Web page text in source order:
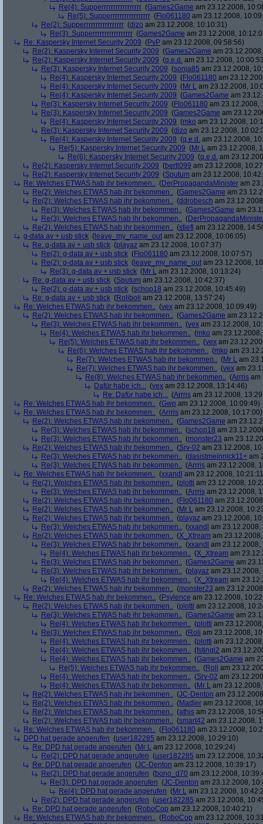
Re(4): Supperrrrrrrrrrrrrrrrr (Games2Game am 23.12.2008,
Re(5): Supperrrrrrrrrrrrrrrrr (Flo061180 am 23.12.2008,
Re(2): Supperrrrrrrrrrrrrrrrr (dizo am 23.12.2008, 10:10:31)
Re(3): Supperrrrrrrrrrrrrrrrr (Games2Game am 23.12.2008,
Re: Kaspersky Internet Security 2009 (PvP am 23.12.2008, 09:58:56)
Re(2): Kaspersky Internet Security 2009 (Games2Game am
Re(2): Kaspersky Internet Security 2009 (q.e.d. am 23.12.2008,
Re(3): Kaspersky Internet Security 2009 (sonja85 am 23.12.2008,
Re(4): Kaspersky Internet Security 2009 (Flo061180 am
Re(4): Kaspersky Internet Security 2009 (Mr L am 23.12.2008,
Re(4): Kaspersky Internet Security 2009 (Games2Game am
Re(3): Kaspersky Internet Security 2009 (Flo061180 am 23.12.2008,
Re(3): Kaspersky Internet Security 2009 (Games2Game am
Re(4): Kaspersky Internet Security 2009 (mko am 23.12.2008,
Re(3): Kaspersky Internet Security 2009 (dizo am 23.12.2008,
Re(4): Kaspersky Internet Security 2009 (q.e.d. am 23.12.2008,
Re(5): Kaspersky Internet Security 2009 (Mr L am 23.12.2008,
Re(6): Kaspersky Internet Security 2009 (q.e.d. am
Re(2): Kaspersky Internet Security 2009 (bertl099 am 23.12.2008,
Re(2): Kaspersky Internet Security 2009 (Sputum am 23.12.2008,
Re: Welches ETWAS hab ihr bekommen.. (DerPropagandaMinister am
Re(2): Welches ETWAS hab ihr bekommen.. (Games2Game am
Re(2): Welches ETWAS hab ihr bekommen.. (ddrobesch am
Re(3): Welches ETWAS hab ihr bekommen.. (Games2Game am
Re(3): Welches ETWAS hab ihr bekommen.. (
Re(2): Welches ETWAS hab ihr bekommen.. (stiefl am 23.12.2008,
g-data av + usb stick ( leave_my_name_out am 23.12.2008, 10:06:05)
Re: g-data av + usb stick (playaz am 23.12.2008, 10:07:37)
Re(2): g-data av + usb stick (Flo061180 am 23.12.2008, 10:07:57)
Re(2): g-data av + usb stick ( leave_my_name_out am 23.12.2008,
Re(3): g-data av + usb stick (Mr L am 23.12.2008, 10:13:24)
Re: g-data av + usb stick (Sputum am 23.12.2008, 10:42:37)
Re(2): g-data av + usb stick (schop18 am 23.12.2008, 10:45:49)
Re: g-data av + usb stick (Roliboli am 23.12.2008, 13:57:24)
Re: Welches ETWAS hab ihr bekommen.. (vex am 23.12.2008, 10:09:49)
Re(2): Welches ETWAS hab ihr bekommen.. (Games2Game am
Re(3): Welches ETWAS hab ihr bekommen.. (vex am 23.12.2008,
Re(4): Welches ETWAS hab ihr bekommen.. (mko am
Re(5): Welches ETWAS hab ihr bekommen.. (vex am
Re(6): Welches ETWAS hab ihr bekommen.. (mko am
Re(7): Welches ETWAS hab ihr bekommen.. (Mr L am
Re(7): Welches ETWAS hab ihr bekommen.. (vex am
Re(8): Welches ETWAS hab ihr bekommen.. (Arrris am
Dafür habe ich... (vex am 23.12.2008, 13:14:46)
Re: Dafür habe ich... (Arrris am 23.12.2008,
Re: Welches ETWAS hab ihr bekommen.. (Gwp am 23.12.2008, 10:09:49)
Re: Welches ETWAS hab ihr bekommen.. (Arrris am 23.12.2008, 10:17:00)
Re(2): Welches ETWAS hab ihr bekommen.. (Games2Game am
Re(3): Welches ETWAS hab ihr bekommen.. (schop18 am
Re(3): Welches ETWAS hab ihr bekommen.. (monster23 am
Re(2): Welches ETWAS hab ihr bekommen.. (Srv-02 am 23.12.2008,
Re(3): Welches ETWAS hab ihr bekommen.. (dasistmeinnick11+ am
Re(3): Welches ETWAS hab ihr bekommen.. (Arrris am 23.12.2008,
Re: Welches ETWAS hab ihr bekommen.. (xxandl am 23.12.2008,
Re(2): Welches ETWAS hab ihr bekommen.. (plotti am 23.12.2008,
Re(3): Welches ETWAS hab ihr bekommen.. (Arrris am 23.12.2008,
Re(2): Welches ETWAS hab ihr bekommen.. (Flo061180 am
Re(2): Welches ETWAS hab ihr bekommen.. (Mr L am 23.12.2008,
Re(2): Welches ETWAS hab ihr bekommen.. (playaz am 23.12.2008,
Re(3): Welches ETWAS hab ihr bekommen.. (xxandl am 23.12.2008,
Re(2): Welches ETWAS hab ihr bekommen.. (X_Xtream am
Re(3): Welches ETWAS hab ihr bekommen.. (xxandl am 23.12.2008,
Re(4): Welches ETWAS hab ihr bekommen.. (X_Xtream am
Re(3): Welches ETWAS hab ihr bekommen.. (Games2Game am
Re(3): Welches ETWAS hab ihr bekommen.. (playaz am 23.12.2008,
Re(4): Welches ETWAS hab ihr bekommen.. (X_Xtream am
Re(2): Welches ETWAS hab ihr bekommen.. (monster23 am
Re: Welches ETWAS hab ihr bekommen.. (Psylence am 23.12.2008,
Re(2): Welches ETWAS hab ihr bekommen.. (plotti am 23.12.2008,
Re(3): Welches ETWAS hab ihr bekommen.. (Games2Game am
Re(4): Welches ETWAS hab ihr bekommen.. (plotti am
Re(3): Welches ETWAS hab ihr bekommen.. (Roli am 23.12.2008,
Re(4): Welches ETWAS hab ihr bekommen.. (plotti am
Re(4): Welches ETWAS hab ihr bekommen.. (fstingl2 am
Re(4): Welches ETWAS hab ihr bekommen.. (Games2Game am
Re(5): Welches ETWAS hab ihr bekommen.. (Roli am
Re(4): Welches ETWAS hab ihr bekommen.. (Srv-02 am
Re(4): Welches ETWAS hab ihr bekommen.. (Mr L am
Re(2): Welches ETWAS hab ihr bekommen.. (JC-Denton am
Re(2): Welches ETWAS hab ihr bekommen.. (Madler am 23.12.2008,
Re(2): Welches ETWAS hab ihr bekommen.. (athis am 23.12.2008,
Re(2): Welches ETWAS hab ihr bekommen.. (smart42 am 23.12.2008,
Re: Welches ETWAS hab ihr bekommen.. (Flo061180 am 23.12.2008,
DPD hat gerade angerufen (user182285 am 23.12.2008, 10:29:10)
Re: DPD hat gerade angerufen (Mr L am 23.12.2008, 10:29:24)
Re(2): DPD hat gerade angerufen (user182285 am 23.12.2008,
Re: DPD hat gerade angerufen (JC-Denton am 23.12.2008, 10:39:17)
Re(2): DPD hat gerade angerufen (bono_d70 am 23.12.2008,
Re(3): DPD hat gerade angerufen (JC-Denton am 23.12.2008,
Re(4): DPD hat gerade angerufen (Mr L am 23.12.2008,
Re(2): DPD hat gerade angerufen (user182285 am 23.12.2008,
Re: DPD hat gerade angerufen (RoboCop am 23.12.2008, 10:40:21)
Re: Welches ETWAS hab ihr bekommen.. (RoboCop am 23.12.2008,